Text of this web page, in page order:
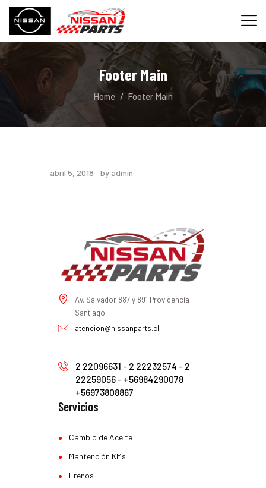
Footer Main
Home Footer Main
INICIO
SERVICIOS
REPUESTOS
abril 5, 2018 by admin
Av. Salvador 887 y 891 Providencia -
Santiago
atencion@nissanparts.cl
2 22096631 - 2 22232574 - 2
22259056 - +56984290078
+56973808867
Servicios
Cambio de Aceite
Mantención KMs
Frenos